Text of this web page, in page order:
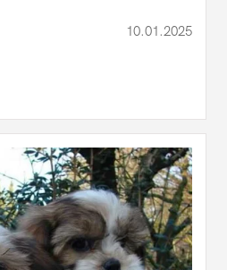
10.01.2025